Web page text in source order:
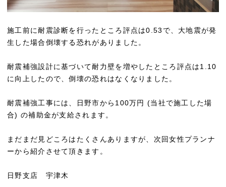
施工前に耐震診断を行ったところ評点は0.53で、大地震が発
生した場合倒壊する恐れがありました。
耐震補強設計に基づいて耐力壁を増やしたところ評点は1.10
に向上したので、倒壊の恐れはなくなりました。
耐震補強工事には、日野市から100万円 (当社で施工した場
合) の補助金が支給されます。
まだまだ見どころはたくさんありますが、次回女性プランナ
ーから紹介させて頂きます。
日野支店 宇津木